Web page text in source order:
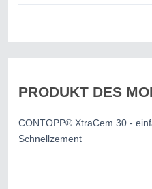
PRODUKT DES
CONTOPP® XtraCem 30 -
Schnellzement